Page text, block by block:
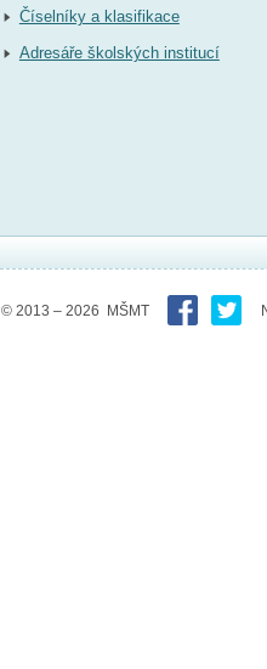
Číselníky a klasifikace
Adresáře školských institucí
© 2013 – 2026 MŠMT